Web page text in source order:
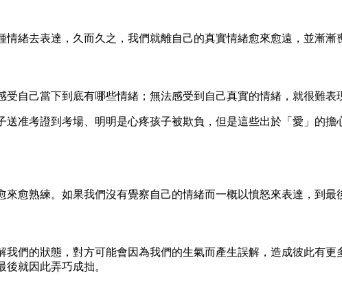
緒去表達，久而久之，我們就離自己的真實情緒愈來愈遠，並漸
自己當下到底有哪些情緒；無法感受到自己真實的情緒，就很難表
准考證到考場、明明是心疼孩子被欺負，但是這些出於「愛」的
愈熟練。如果我們沒有覺察自己的情緒而一概以憤怒來表達，到最
們的狀態，對方可能會因為我們的生氣而產生誤解，造成彼此有
就因此弄巧成拙。